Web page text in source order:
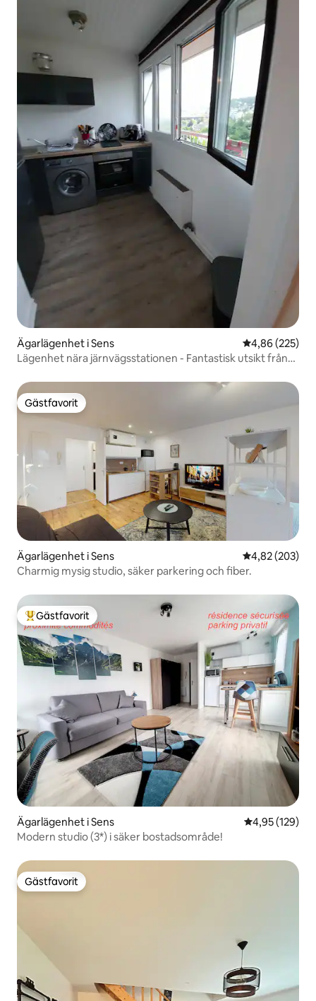
Ägarlägenhet i Sens 4,86 av 5 i
4,86 (225)
Lägenhet nära järnvägsstationen - Fantastisk utsikt från
Gästfavorit
Gästfavorit
Ägarlägenhet i Sens 4,82 av 5 i
4,82 (203)
Charmig mysig studio, säker parkering och fiber.
Populär gästfavorit
Gästfavorit
Ägarlägenhet i Sens 4,95 av 5 i
4,95 (129)
Modern studio (3*) i säker bostadsområde!
Gästfavorit
Gästfavorit